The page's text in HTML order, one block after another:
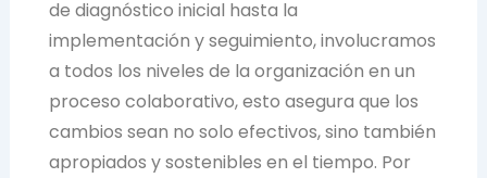
de diagnóstico inicial hasta la
implementación y seguimiento, involucramos
a todos los niveles de la organización en un
proceso colaborativo, esto asegura que los
cambios sean no solo efectivos, sino también
apropiados y sostenibles en el tiempo. Por